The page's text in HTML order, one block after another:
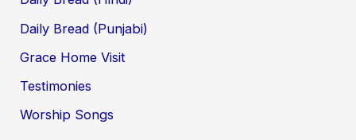
Daily Bread (Punjabi)
Grace Home Visit
Testimonies
Worship Songs